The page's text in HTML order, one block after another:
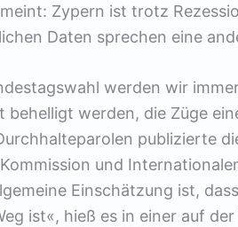
Zypern ist trotz
Daten sprechen eine
werden wir
behelligt werden, die Züge
publizierte
und
Einschätzung ist,
ist«, hieß es in einer auf